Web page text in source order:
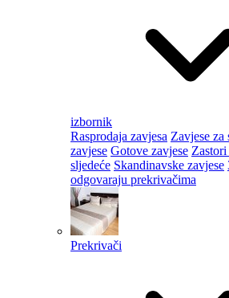
izbornik
Rasprodaja zavjesa Zavjese za
zavjese Gotove zavjese
sljedeće Skandinavske zavjese
odgovaraju prekrivačima
Prekrivači